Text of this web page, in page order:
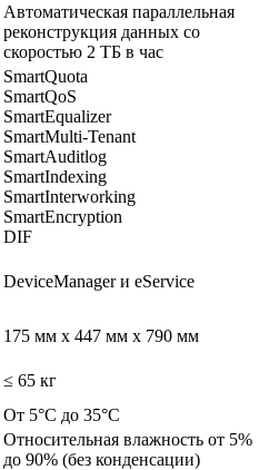
Автоматическая параллельная
реконструкция данных со
скоростью 2 ТБ в час
SmartQuota
SmartQoS
SmartEqualizer
SmartMulti-Tenant
SmartAuditlog
SmartIndexing
SmartInterworking
SmartEncryption
DIF
DeviceManager и eService
175 мм x 447 мм x 790 мм
≤ 65 кг
От 5°C до 35°C
Относительная влажность от 5%
до 90% (без конденсации)